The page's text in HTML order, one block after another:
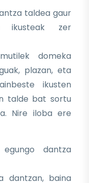
taldea gaur
ikusteak zer
domeka
plazan, eta
ikusten
talde bat sortu
Nire iloba ere
dantza
dantzan, baina